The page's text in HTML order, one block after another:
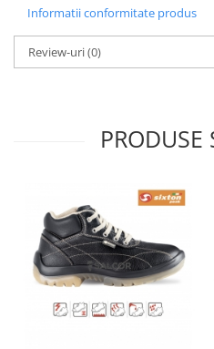
Casti
Caciuli
Protectie Respiratorie
Filtre
Semimasti
Informatii conformitate produs
Review-uri(0)
PRODUSE